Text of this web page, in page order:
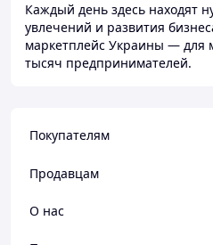
Каждый день здесь находят
увлечений и развития
маркетплейс Украины — для
тысяч предпринимателей.
Покупателям
Продавцам
О нас